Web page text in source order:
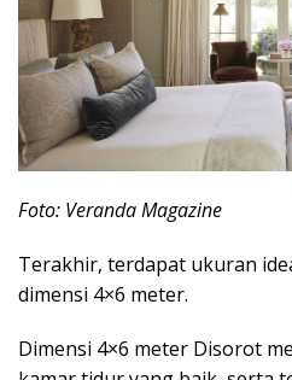
Foto: Veranda Magazine
Terakhir, terdapat ukuran
dimensi 4×6 meter.
Dimensi 4×6 meter Disorot